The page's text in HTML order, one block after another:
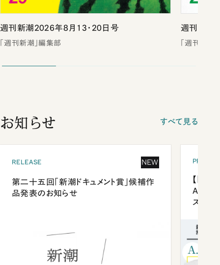
週刊新潮2026年8月13・20日号
「週刊新潮」編集部
週刊新潮
「週刊新潮
お知らせ すべて見る
RELEASE NEW
第二十五回「新潮ドキュメント賞」候補作
品発表のお知らせ
【「新
ズプレ